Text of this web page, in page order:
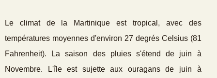
Le climat de la Martinique est tropical, avec des
températures moyennes d'environ 27 degrés Celsius (81
Fahrenheit). La saison des pluies s'étend de juin à
Novembre. L'île est sujette aux ouragans de juin à